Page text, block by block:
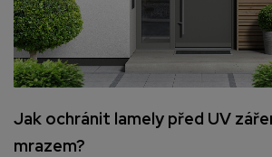
Jak ochránit lamely před UV
mrazem?